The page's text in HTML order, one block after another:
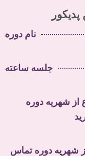
نام دوره
جلسه ساعته
از شهریه دوره
شهریه دوره تماس